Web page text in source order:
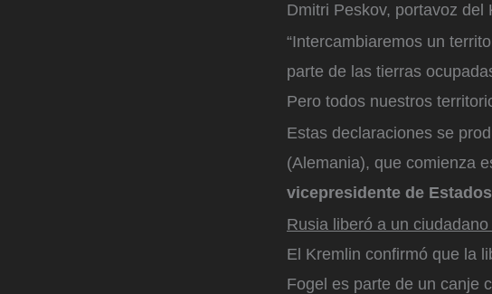
Dmitri Peskov, portavoz del
“Intercambiaremos un
parte de las tierras
Pero todos nuestros
Estas declaraciones se
(Alemania), que comienza
vicepresidente de
Rusia liberó a un
El Kremlin confirmó que la
Fogel es parte de un canje